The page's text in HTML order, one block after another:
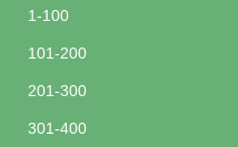
1-100
101-200
201-300
301-400